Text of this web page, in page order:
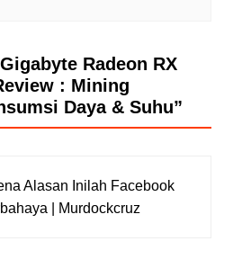
Gigabyte Radeon RX
: Mining
Daya & Suhu”
Alasan Inilah Facebook
| Murdockcruz